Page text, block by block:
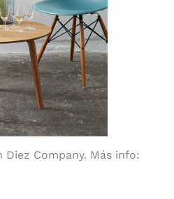
Company. Más info: